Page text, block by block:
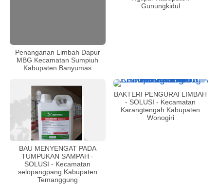
Penanganan Limbah Dapur
MBG Kecamatan Sumpiuh
Kabupaten Banyumas
Gunungkidul
BAU MENYENGAT PADA
TUMPUKAN SAMPAH -
SOLUSI - Kecamatan
selopangpang Kabupaten
Temanggung
BAKTERI PENGURAI LIMBAH
- SOLUSI - Kecamatan
Karangtengah Kabupaten
Wonogiri